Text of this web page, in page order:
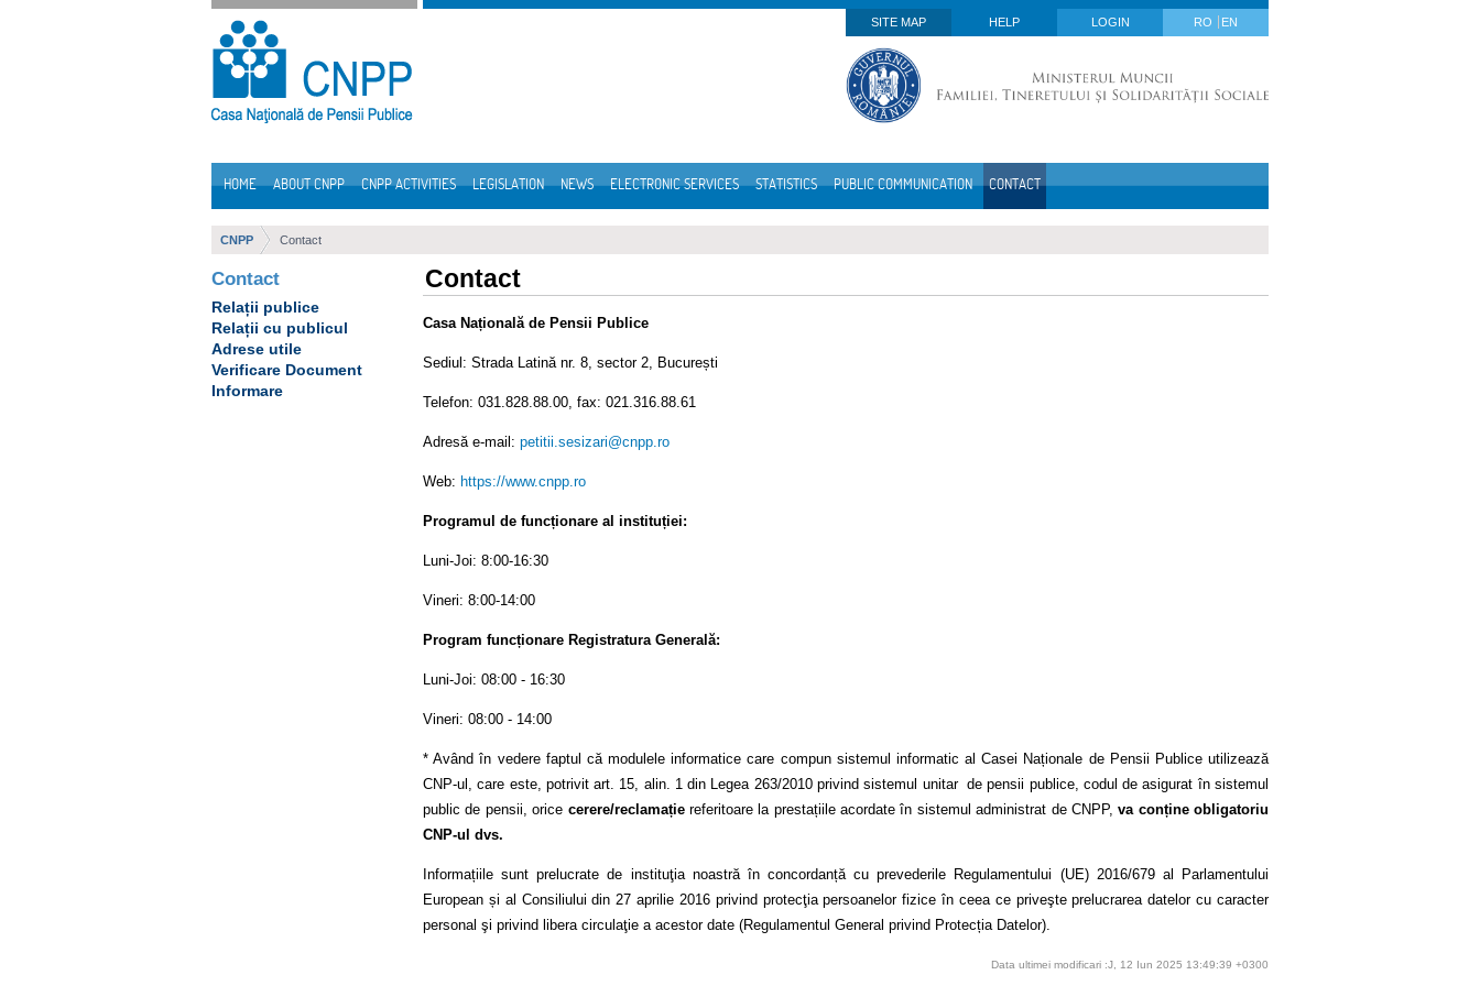
Skip to Content
SITE MAP
HELP LOGIN RO EN
HOME ABOUT CNPP CNPP ACTIVITIES LEGISLATION NEWS ELECTRONIC SERVICES STATISTICS PUBLIC COMMUNICATION CONTACT
CNPP Contact
Contact
Relații publice
Relații cu publicul
Adrese utile
Verificare Document
Informare
Contact
Casa Națională de Pensii Publice
Sediul: Strada Latină nr. 8, sector 2, București
Telefon: 031.828.88.00, fax: 021.316.88.61
Adresă e-mail: petitii.sesizari@cnpp.ro
Web: https://www.cnpp.ro
Programul de funcționare al instituției:
Luni-Joi: 8:00-16:30
Vineri: 8:00-14:00
Program funcționare Registratura Generală:
Luni-Joi: 08:00 - 16:30
Vineri: 08:00 - 14:00
* Având în vedere faptul că modulele informatice care compun sistemul informatic al Casei Naționale de Pensii Publice utilizează
CNP-ul, care este, potrivit art. 15, alin. 1 din Legea 263/2010 privind sistemul unitar de pensii publice, codul de asigurat în sistemul
public de pensii, orice cerere/reclamațiereferitoare la prestațiile acordate în sistemul administrat de CNPP,va conține obligatoriu
CNP-ul dvs.
Informațiile sunt prelucrate de instituţia noastră în concordanță cu prevederile Regulamentului (UE) 2016/679 al Parlamentului
European și al Consiliului din 27 aprilie 2016 privind protecţia persoanelor fizice în ceea ce priveşte prelucrarea datelor cu caracter
personal şi privind libera circulaţie a acestor date (Regulamentul General privind Protecția Datelor).
Data ultimei modificari :J, 12 Iun 2025 13:49:39 +0300